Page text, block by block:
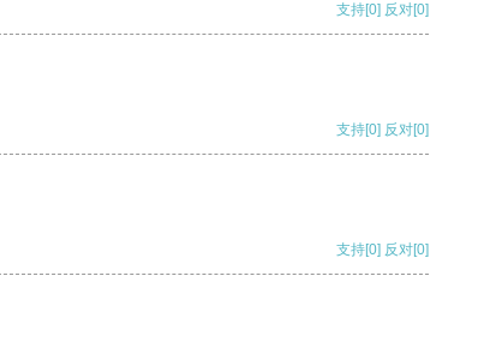
支持[0] 反对[0]
支持[0] 反对[0]
支持[0] 反对[0]